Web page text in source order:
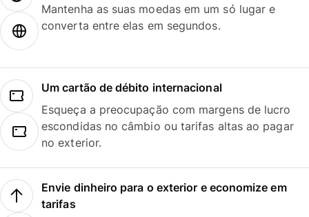
Mantenha as suas moedas em um só lugar e
converta entre elas em segundos.
Um cartão de débito internacional
Esqueça a preocupação com margens de lucro
escondidas no câmbio ou tarifas altas ao pagar
no exterior.
Envie dinheiro para o exterior e economize em
tarifas